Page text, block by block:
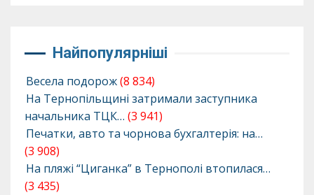
Найпопулярніші
Весела подорож(8 834)
На Тернопільщині затримали заступника
начальника ТЦК… (3 941)
Печатки, авто та чорнова бухгалтерія: на…
(3 908)
На пляжі “Циганка” в Тернополі втопилася…
(3 435)